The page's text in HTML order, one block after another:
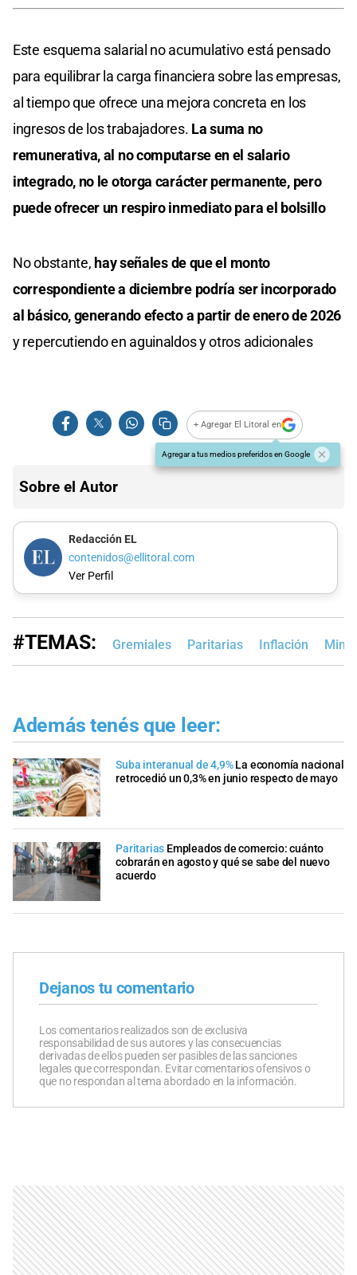
Este esquema salarial no acumulativo está pensado
para equilibrar la carga financiera sobre las empresas,
al tiempo que ofrece una mejora concreta en los
ingresos de los trabajadores. La suma no
remunerativa, al no computarse en el salario
integrado, no le otorga carácter permanente, pero
puede ofrecer un respiro inmediato para el bolsillo
No obstante, hay señales de que el monto
correspondiente a diciembre podría ser incorporado
al básico, generando efecto a partir de enero de 2026
y repercutiendo en aguinaldos y otros adicionales
+ Agregar El Litoral en
Agregar a tus medios preferidos en Google
Sobre el Autor
Redacción EL
contenidos@ellitoral.com
Ver Perfil
#TEMAS: Gremiales Paritarias Inflación
Además tenés que leer:
Suba interanual de 4,9% La economía nacional
retrocedió un 0,3% en junio respecto de mayo
Paritarias Empleados de comercio: cuánto
cobrarán en agosto y qué se sabe del nuevo
acuerdo
Dejanos tu comentario
Los comentarios realizados son de exclusiva
responsabilidad de sus autores y las consecuencias
derivadas de ellos pueden ser pasibles de las sanciones
legales que correspondan. Evitar comentarios ofensivos o
que no respondan al tema abordado en la información.